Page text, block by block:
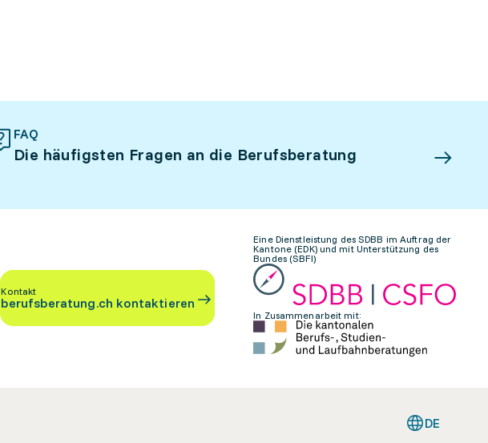
FAQ
Die häufigsten Fragen an die Berufsberatung
Kontakt
berufsberatung.ch kontaktieren
Eine Dienstleistung des SDBB im Auftrag der
Kantone (EDK) und mit Unterstützung des
Bundes (SBFI)
In Zusammenarbeit mit:
DE